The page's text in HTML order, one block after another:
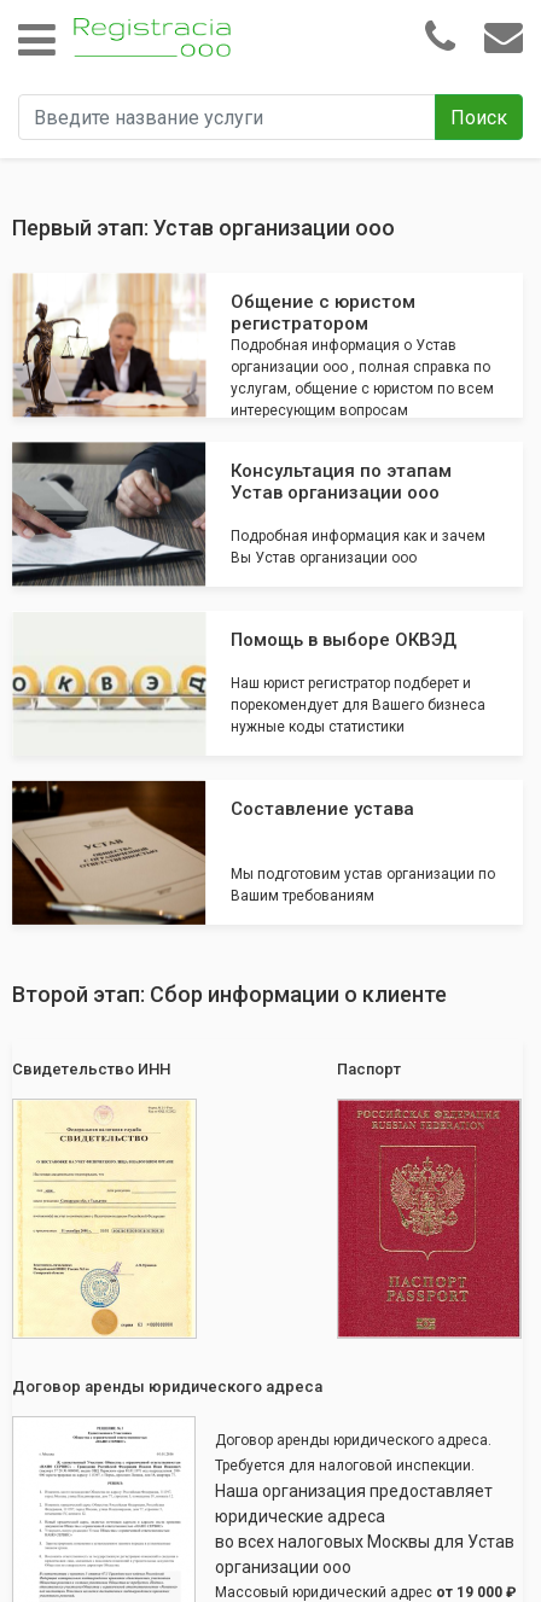
Поиск
Первый этап: Устав организации ооо
Общение с юристом
регистратором
Подробная информация о Устав
организации ооо , полная справка по
услугам, общение с юристом по всем
интересующим вопросам
Консультация по этапам
Устав организации ооо
Подробная информация как и зачем
Вы Устав организации ооо
Помощь в выборе ОКВЭД
Наш юрист регистратор подберет и
порекомендует для Вашего бизнеса
нужные коды статистики
Составление устава
Мы подготовим устав организации по
Вашим требованиям
Второй этап: Сбор информации о клиенте
Свидетельство ИНН Паспорт
Договор аренды юридического адреса
Договор аренды юридического адреса.
Требуется для налоговой инспекции.
Наша организация предоставляет
юридические адреса
во всех налоговых Москвы для Устав
организации ооо
Массовый юридический адрес от 19 000 ₽